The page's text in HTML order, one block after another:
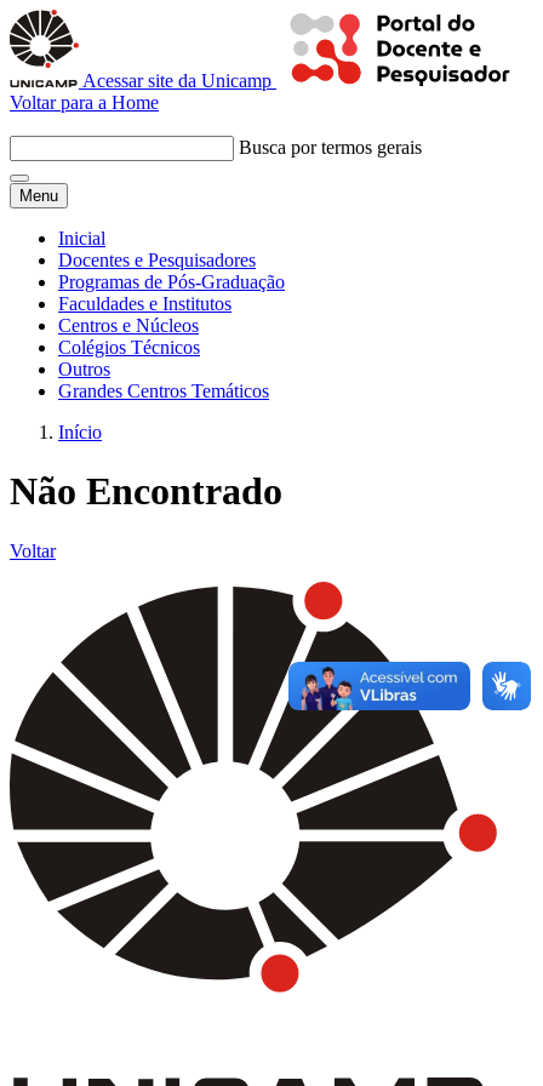
Acessar site da Unicamp
Voltar para a Home
Busca por termos gerais
Menu
Inicial
Docentes e Pesquisadores
Programas de Pós-Graduação
Faculdades e Institutos
Centros e Núcleos
Colégios Técnicos
Outros
Grandes Centros Temáticos
Início
Não Encontrado
Voltar